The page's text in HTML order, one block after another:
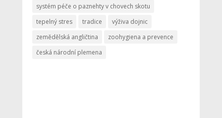
systém péče o paznehty v chovech skotu
tepelný stres
tradice
výživa dojnic
zemědělská angličtina
zoohygiena a prevence
česká národní plemena